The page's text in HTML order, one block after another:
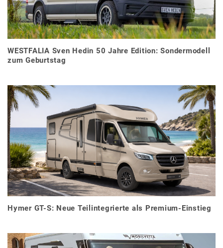
WESTFALIA Sven Hedin 50 Jahre Edition: Sondermodell
zum Geburtstag
Hymer GT-S: Neue Teilintegrierte als Premium-Einstieg